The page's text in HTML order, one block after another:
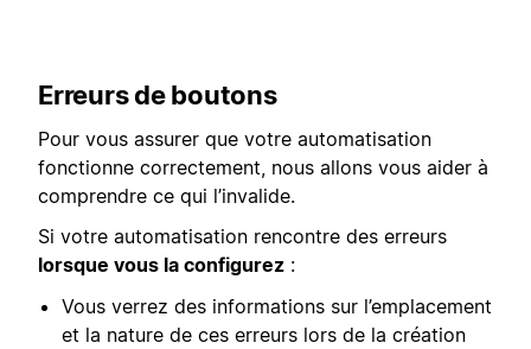
Erreurs de boutons
Pour vous assurer que votre automatisation
fonctionne correctement, nous allons vous aider à
comprendre ce qui l’invalide.
Si votre automatisation rencontre des erreurs
lorsque vous la configurez :
Vous verrez des informations sur l’emplacement
et la nature de ces erreurs lors de la création